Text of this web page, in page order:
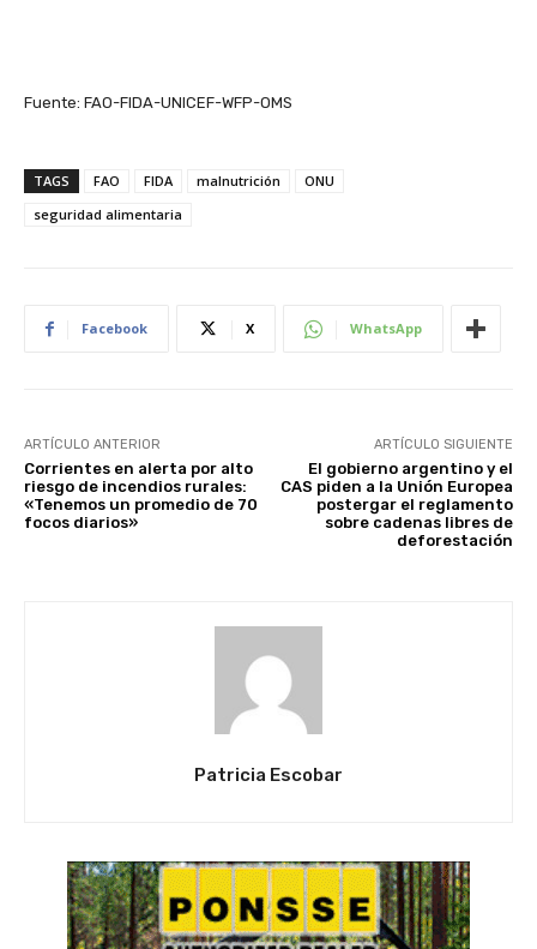
Fuente: FAO-FIDA-UNICEF-WFP-OMS
TAGS FAO FIDA malnutrición
ONU
seguridad alimentaria
Facebook X WhatsApp
ARTÍCULO ANTERIOR
Corrientes en alerta por alto
riesgo de incendios rurales:
«Tenemos un promedio de 70
focos diarios»
ARTÍCULO SIGUIENTE
El gobierno argentino y el
CAS piden a la Unión Europea
postergar el reglamento
sobre cadenas libres de
deforestación
Patricia Escobar